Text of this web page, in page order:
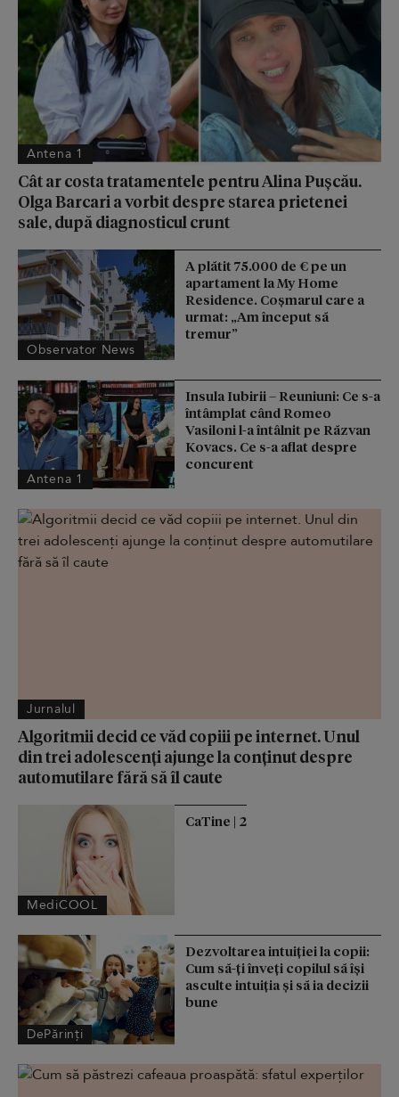
Antena 1
Cât ar costa tratamentele pentru Alina Pușcău.
Olga Barcari a vorbit despre starea prietenei
sale, după diagnosticul crunt
Observator News
A plătit 75.000 de € pe un
apartament la My Home
Residence. Coşmarul care a
urmat: „Am început să
tremur”
Antena 1
Insula Iubirii – Reuniuni: Ce s-a
întâmplat când Romeo
Vasiloni l-a întâlnit pe Răzvan
Kovacs. Ce s-a aflat despre
concurent
Jurnalul
Algoritmii decid ce văd copiii pe internet. Unul
din trei adolescenți ajunge la conținut despre
automutilare fără să îl caute
MediCOOL
CaTine | 2
DePărinți
Dezvoltarea intuiției la copii:
Cum să-ți înveți copilul să își
asculte intuiția și să ia decizii
bune